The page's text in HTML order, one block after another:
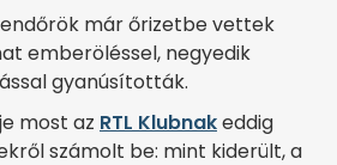
már őrizetbe vettek
emberöléssel, negyedik
gyanúsították.
most az RTL Klubnakeddig
számolt be: mint kiderült, a